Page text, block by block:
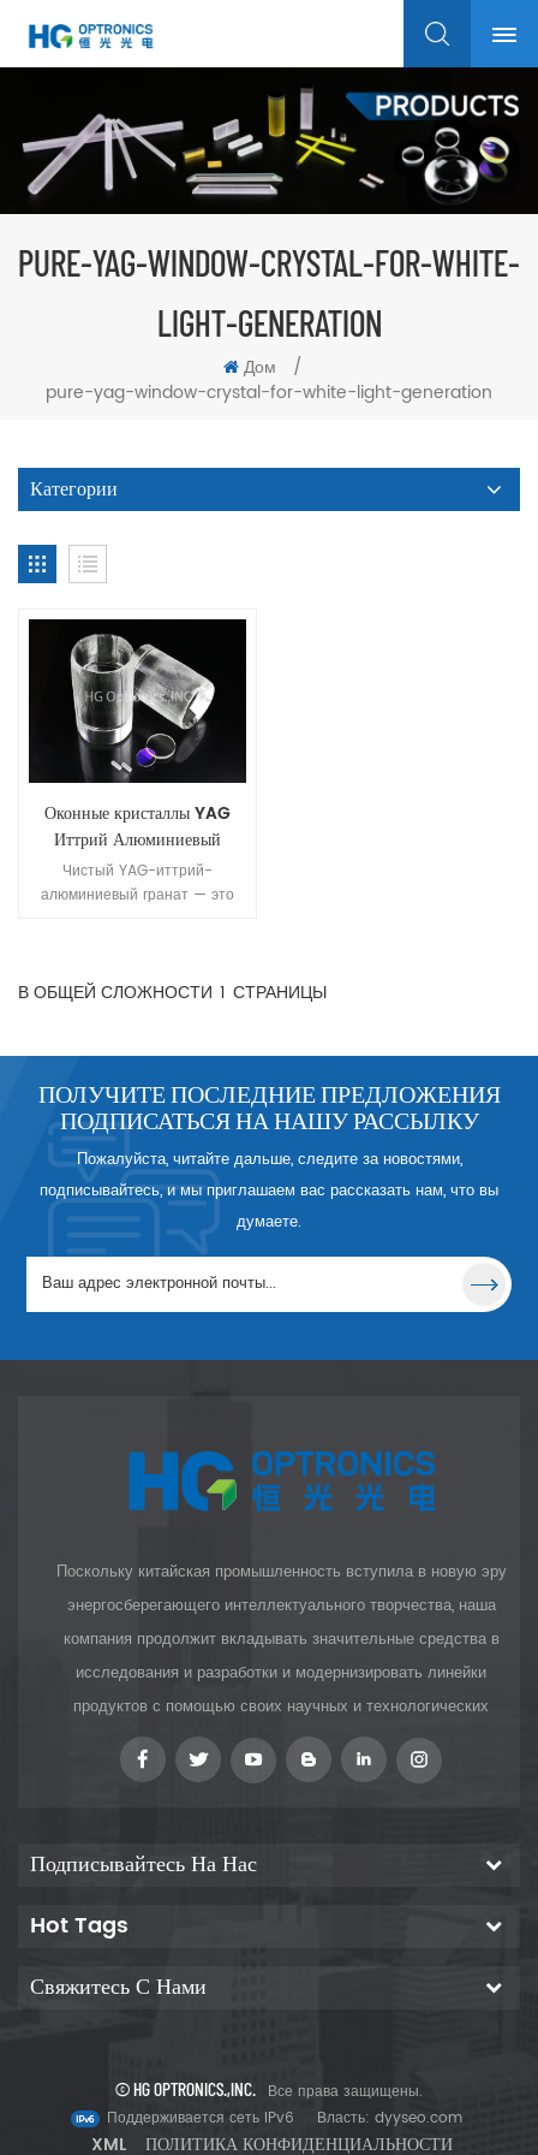
PURE-YAG-WINDOW-CRYSTAL-FOR-WHITE-
LIGHT-GENERATION
Дом
/
pure-yag-window-crystal-for-white-light-generation
Категории
Оконные кристаллы YAG
Иттрий Алюминиевый
гранат
Чистый YAG-иттрий-
алюминиевый гранат — это
и для ИК-оптики. Это
применений. Механическая и
химическая стабильность YAG
сравнима с сапфировым
кристаллом, но YAG уникален
тем, что не имеет двойного
лучепреломления, что
чрезвычайно важно для
некоторых оптических
приложений.
В ОБЩЕЙ СЛОЖНОСТИ 1 СТРАНИЦЫ
ПОЛУЧИТЕ ПОСЛЕДНИЕ ПРЕДЛОЖЕНИЯ
ПОДПИСАТЬСЯ НА НАШУ РАССЫЛКУ
Пожалуйста, читайте дальше, следите за новостями,
подписывайтесь, и мы приглашаем вас рассказать нам, что вы
думаете.
Поскольку китайская промышленность вступила в новую эру
энергосберегающего интеллектуального творчества, наша
компания продолжит вкладывать значительные средства в
исследования и разработки и модернизировать линейки
продуктов с помощью своих научных и технологических
инноваций, чтобы предоставить клиентам
Подписывайтесь На Нас
Hot Tags
Свяжитесь С Нами
© HG OPTRONICS.,INC. Все права защищены.
Поддерживается сеть IPv6
Власть: dyyseo.com
XML ПОЛИТИКА КОНФИДЕНЦИАЛЬНОСТИ